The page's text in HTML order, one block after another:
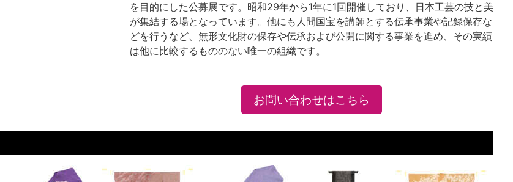
を目的にした公募展です。昭和29年から1年に1回開催しており、日本工芸の技と美
が集結する場となっています。他にも人間国宝を講師とする伝承事業や記録保存な
どを行うなど、無形文化財の保存や伝承および公開に関する事業を進め、その実績
は他に比較するもののない唯一の組織です。
お問い合わせはこちら